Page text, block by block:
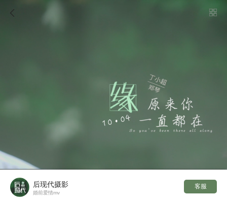

后现代摄影
婚前爱情mv
客服